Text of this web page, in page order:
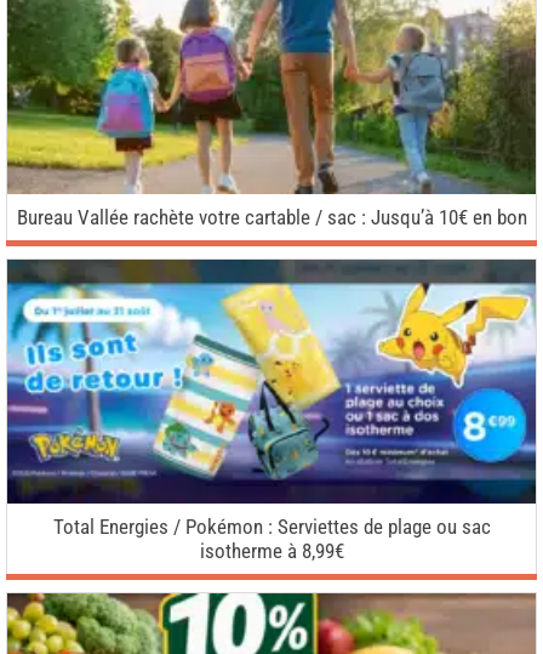
Bureau Vallée rachète votre cartable / sac : Jusqu’à 10€ en bon
Total Energies / Pokémon : Serviettes de plage ou sac
isotherme à 8,99€